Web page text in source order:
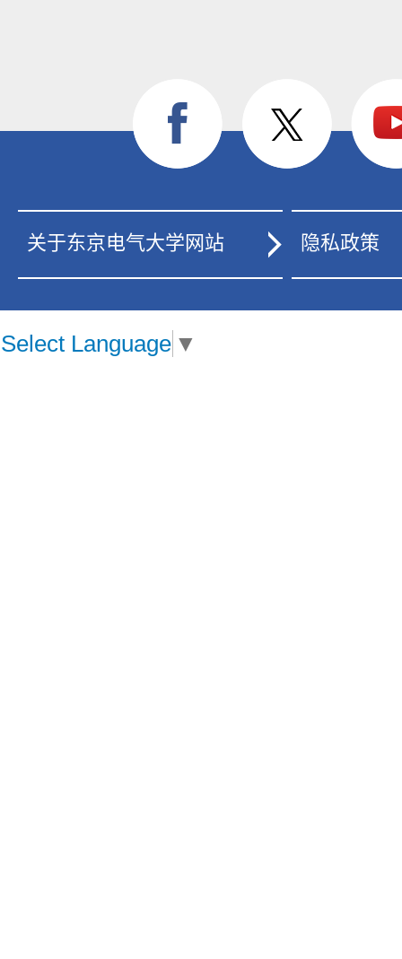
关于东京电气大学网站 隐私政策
Select Language ▼